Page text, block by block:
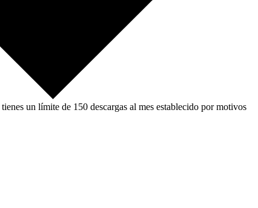
un límite de 150 descargas al mes establecido por motivos